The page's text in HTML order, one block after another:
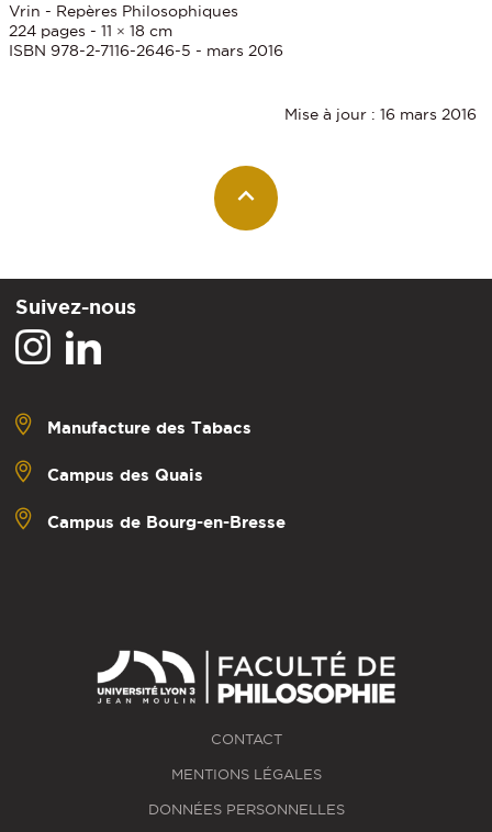
Vrin - Repères Philosophiques
224 pages - 11 × 18 cm
ISBN 978-2-7116-2646-5 - mars 2016
Mise à jour : 16 mars 2016
Suivez-nous
Manufacture des Tabacs
Campus des Quais
Campus de Bourg-en-Bresse
CONTACT
MENTIONS LÉGALES
DONNÉES PERSONNELLES